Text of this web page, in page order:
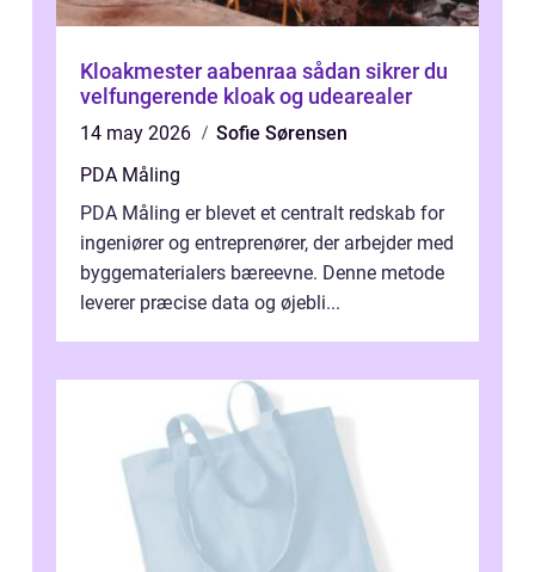
Kloakmester aabenraa sådan sikrer du
velfungerende kloak og udearealer
14 may 2026
Sofie Sørensen
PDA Måling
PDA Måling er blevet et centralt redskab for
ingeniører og entreprenører, der arbejder med
byggematerialers bæreevne. Denne metode
leverer præcise data og øjebli...